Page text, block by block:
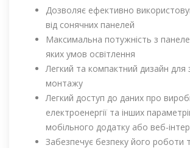
Дозволяє ефективно
від сонячних панелей
Максимальна потужність з
яких умов освітлення
Легкий та компактний дизайн для
монтажу
Легкий доступ до даних про
електроенергії та інших
мобільного додатку або веб-
Забезпечує безпеку його роботи